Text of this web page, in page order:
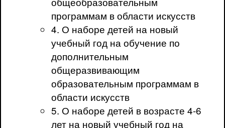
программам в области искусств
4. О наборе детей на новый
учебный год на обучение по
дополнительным
общеразвивающим
образовательным программам в
области искусств
5. О наборе детей в возрасте 4-6
лет на новый учебный год на